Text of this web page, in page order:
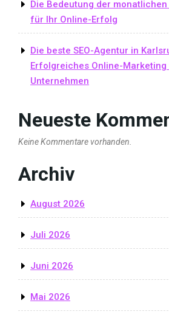
Die Bedeutung der monatlichen
für Ihr Online-Erfolg
Die beste SEO-Agentur in
Erfolgreiches Online-
Unternehmen
Neueste
Keine Kommentare vorhanden.
Archiv
August 2026
Juli 2026
Juni 2026
Mai 2026